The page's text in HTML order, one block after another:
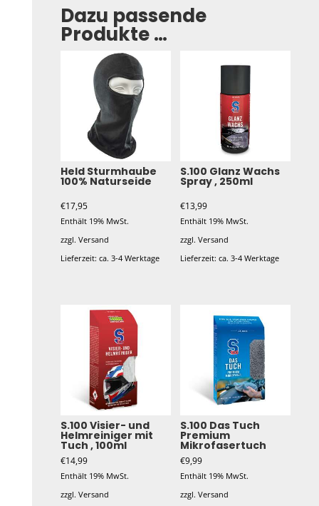
Dazu passende
Produkte …
Held Sturmhaube
100% Naturseide
€17,95
Enthält 19% MwSt.
zzgl.Versand
Lieferzeit: ca. 3-4 Werktage
S.100 Glanz Wachs
Spray , 250ml
€13,99
Enthält 19% MwSt.
zzgl. Versand
Lieferzeit: ca. 3-4 Werktage
S.100 Visier- und
Helmreiniger mit
Tuch , 100ml
€14,99
Enthält 19% MwSt.
zzgl.Versand
S.100 Das Tuch
Premium
Mikrofasertuch
€9,99
Enthält 19% MwSt.
zzgl. Versand